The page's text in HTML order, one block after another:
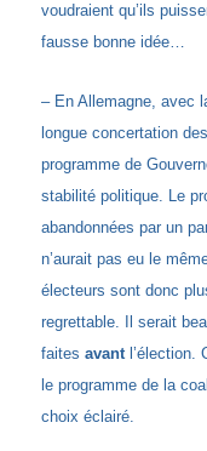
voudraient qu’ils
fausse bonne idée…
– En Allemagne, avec
longue concertation
programme de
stabilité politique. Le
abandonnées par un
n’aurait pas eu le
électeurs sont donc
regrettable. Il serait
faitesavant l’élection.
le programme de la
choix éclairé.